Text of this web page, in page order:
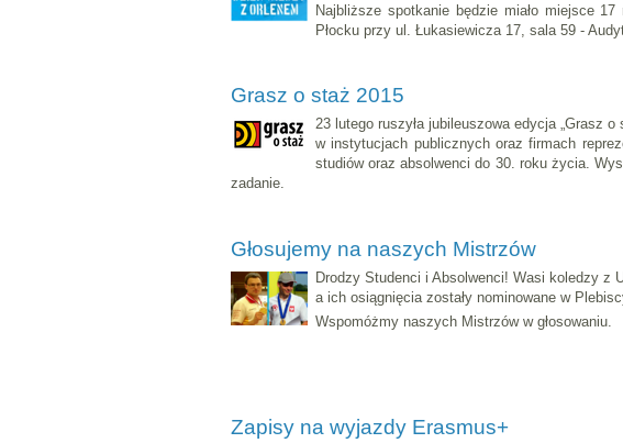
Najbliższe spotkanie będzie miało miejsce
Płocku przy ul. Łukasiewicza 17, sala 59 -
Grasz o staż 2015
23 lutego ruszyła jubileuszowa edycja „Grasz
w instytucjach publicznych oraz firmach
studiów oraz absolwenci do 30. roku życia.
zadanie.
Głosujemy na naszych Mistrzów
Drodzy Studenci i Absolwenci! Wasi koledzy z
a ich osiągnięcia zostały nominowane w
Wspomóżmy naszych Mistrzów w głosowaniu.
Zapisy na wyjazdy Erasmus+